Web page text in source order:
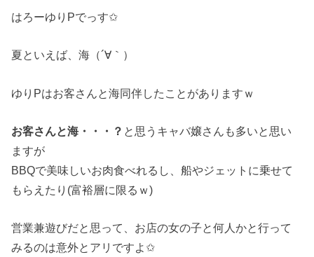
はろーゆりPでっす✩
夏といえば、海（´∀｀）
ゆりPはお客さんと海同伴したことがありますｗ
お客さんと海・・・？ と思うキャバ嬢さんも多いと思い
ますが
BBQで美味しいお肉食べれるし、船やジェットに乗せて
もらえたり(富裕層に限るｗ)
営業兼遊びだと思って、お店の女の子と何人かと行って
みるのは意外とアリですよ✩